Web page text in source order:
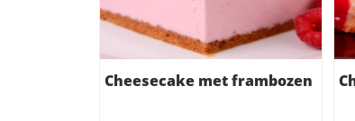
Cheesecake met frambozen